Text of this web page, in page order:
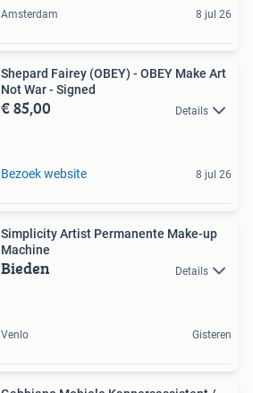
Amsterdam 8 jul 26
Shepard Fairey (OBEY) - OBEY Make Art
Not War - Signed
€ 85,00 Details
Bezoek website 8 jul 26
Simplicity Artist Permanente Make-up
Machine
Bieden Details
Venlo Gisteren